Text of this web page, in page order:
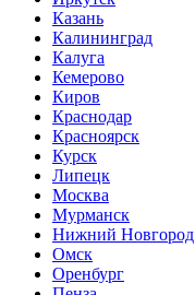
Казань
Калининград
Калуга
Кемерово
Киров
Краснодар
Красноярск
Курск
Липецк
Москва
Мурманск
Нижний Новгород
Омск
Оренбург